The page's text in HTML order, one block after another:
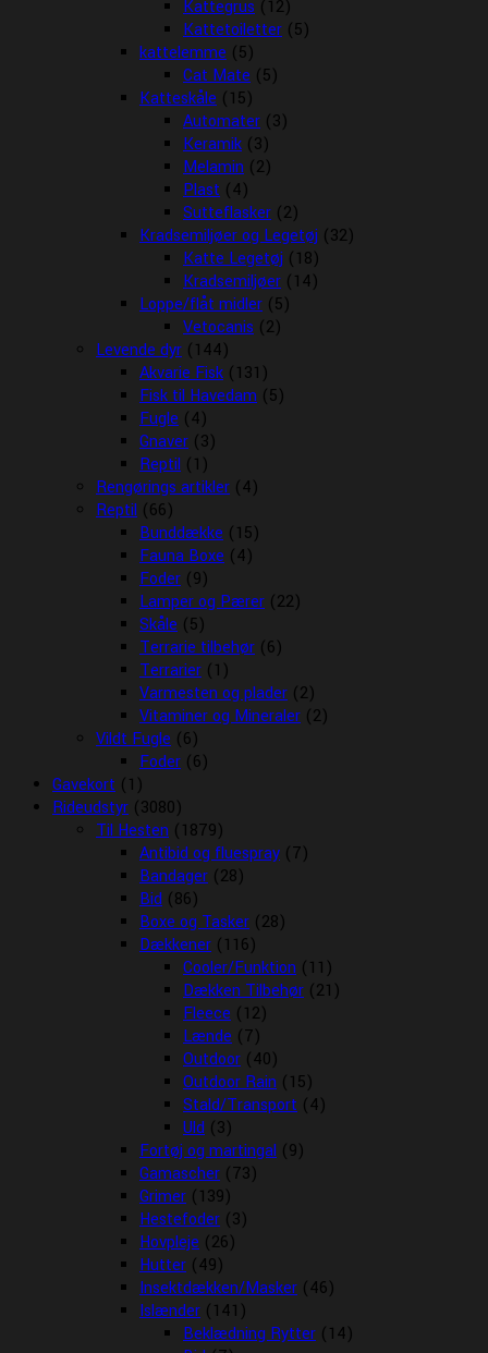
Kattegrus (12)
Kattetoiletter (5)
kattelemme (5)
Cat Mate (5)
Katteskåle (15)
Automater (3)
Keramik (3)
Melamin (2)
Plast (4)
Sutteflasker (2)
Kradsemiljøer og Legetøj (32)
Katte Legetøj (18)
Kradsemiljøer (14)
Loppe/flåt midler (5)
Vetocanis (2)
Levende dyr (144)
Akvarie Fisk (131)
Fisk til Havedam (5)
Fugle (4)
Gnaver (3)
Reptil (1)
Rengørings artikler (4)
Reptil (66)
Bunddække (15)
Fauna Boxe (4)
Foder (9)
Lamper og Pærer (22)
Skåle (5)
Terrarie tilbehør (6)
Terrarier (1)
Varmesten og plader (2)
Vitaminer og Mineraler (2)
Vildt Fugle (6)
Foder (6)
Gavekort (1)
Rideudstyr (3080)
Til Hesten (1879)
Antibid og fluespray (7)
Bandager (28)
Bid (86)
Boxe og Tasker (28)
Dækkener (116)
Cooler/Funktion (11)
Dækken Tilbehør (21)
Fleece (12)
Lænde (7)
Outdoor (40)
Outdoor Rain (15)
Stald/Transport (4)
Uld (3)
Fortøj og martingal (9)
Gamascher (73)
Grimer (139)
Hestefoder (3)
Hovpleje (26)
Hutter (49)
Insektdækken/Masker (46)
Islænder (141)
Beklædning Rytter (14)